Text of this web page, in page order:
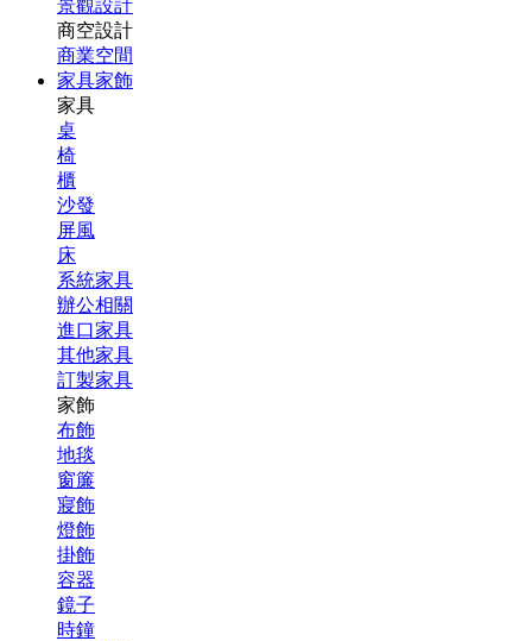
景觀設計
商空設計
商業空間
家具家飾
家具
桌
椅
櫃
沙發
屏風
床
系統家具
辦公相關
進口家具
其他家具
訂製家具
家飾
布飾
地毯
窗簾
寢飾
燈飾
掛飾
容器
鏡子
時鐘